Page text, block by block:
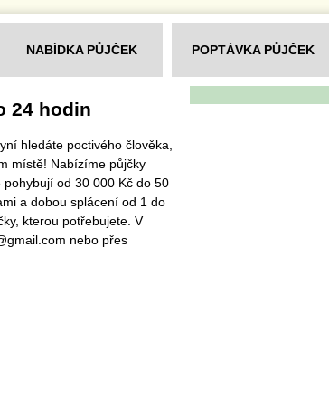
NABÍDKA PŮJČEK POPTÁVKA PŮJČEK
24 hodin
hledáte poctivého člověka,
místě! Nabízíme půjčky
od 30 000 Kč do 50
a dobou splácení od 1 do
kterou potřebujete. V
nebo přes